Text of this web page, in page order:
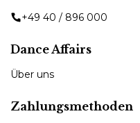
+49 40 / 896 000
Dance Affairs
Über uns
Zahlungsmethoden